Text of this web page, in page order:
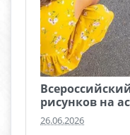
рисунков на
26.06.2026